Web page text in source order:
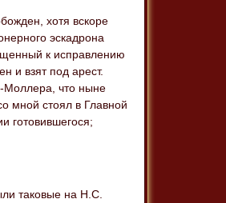
хотя вскоре
эскадрона
к исправлению
и взят под арест.
Моллера, что ныне
мной стоял в Главной
готовившегося;
таковые на Н.С.